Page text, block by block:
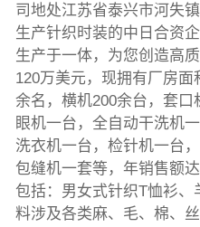
司地处江苏省泰兴市河失
生产针织时装的中日合资
生产于一体，为您创造高
120万美元，现拥有厂房
余名，横机200余台，套
眼机一台，全自动干洗机
洗衣机一台，检针机一台
包缝机一套等，年销售额
包括：男女式针织T恤衫、
料涉及各类麻、毛、棉、